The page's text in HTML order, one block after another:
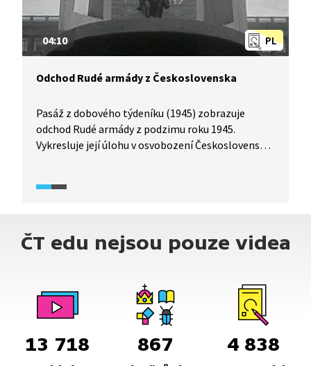
PL
04:10
Odchod Rudé armády z Československa
Pasáž z dobového týdeníku (1945) zobrazuje
odchod Rudé armády z podzimu roku 1945.
Vykresluje její úlohu v osvobození Československa
filmový archiv.
ČT edu nejsou pouze videa
13 718 867 4 838